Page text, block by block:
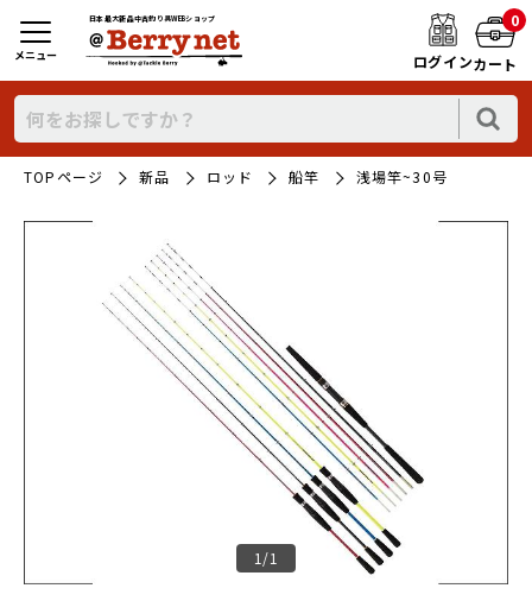
日本最大新品中古釣り具WEBショップ
ログイン
0
カート
メニュー
TOPページ 新品 ロッド 船竿 浅場竿~30号
1/1